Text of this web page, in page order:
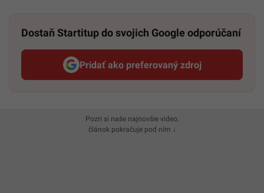
Dostaň Startitup do svojich Google odporúčaní
Pridať ako preferovaný zdroj
Startitup, odkaz sa otvorí v
Pozri si naše najnovšie video,
článok pokračuje pod ním ↓